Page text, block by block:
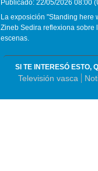
Publicado: 22/05/2026 08:00
La exposición "Standing here
Zineb Sedira reflexiona sobre
escenas.
SI TE INTERESÓ ESTO,
Televisión vasca